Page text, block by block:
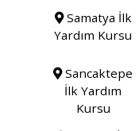
Samatya İlk
Yardım Kursu
Sancaktepe
İlk Yardım
Kursu